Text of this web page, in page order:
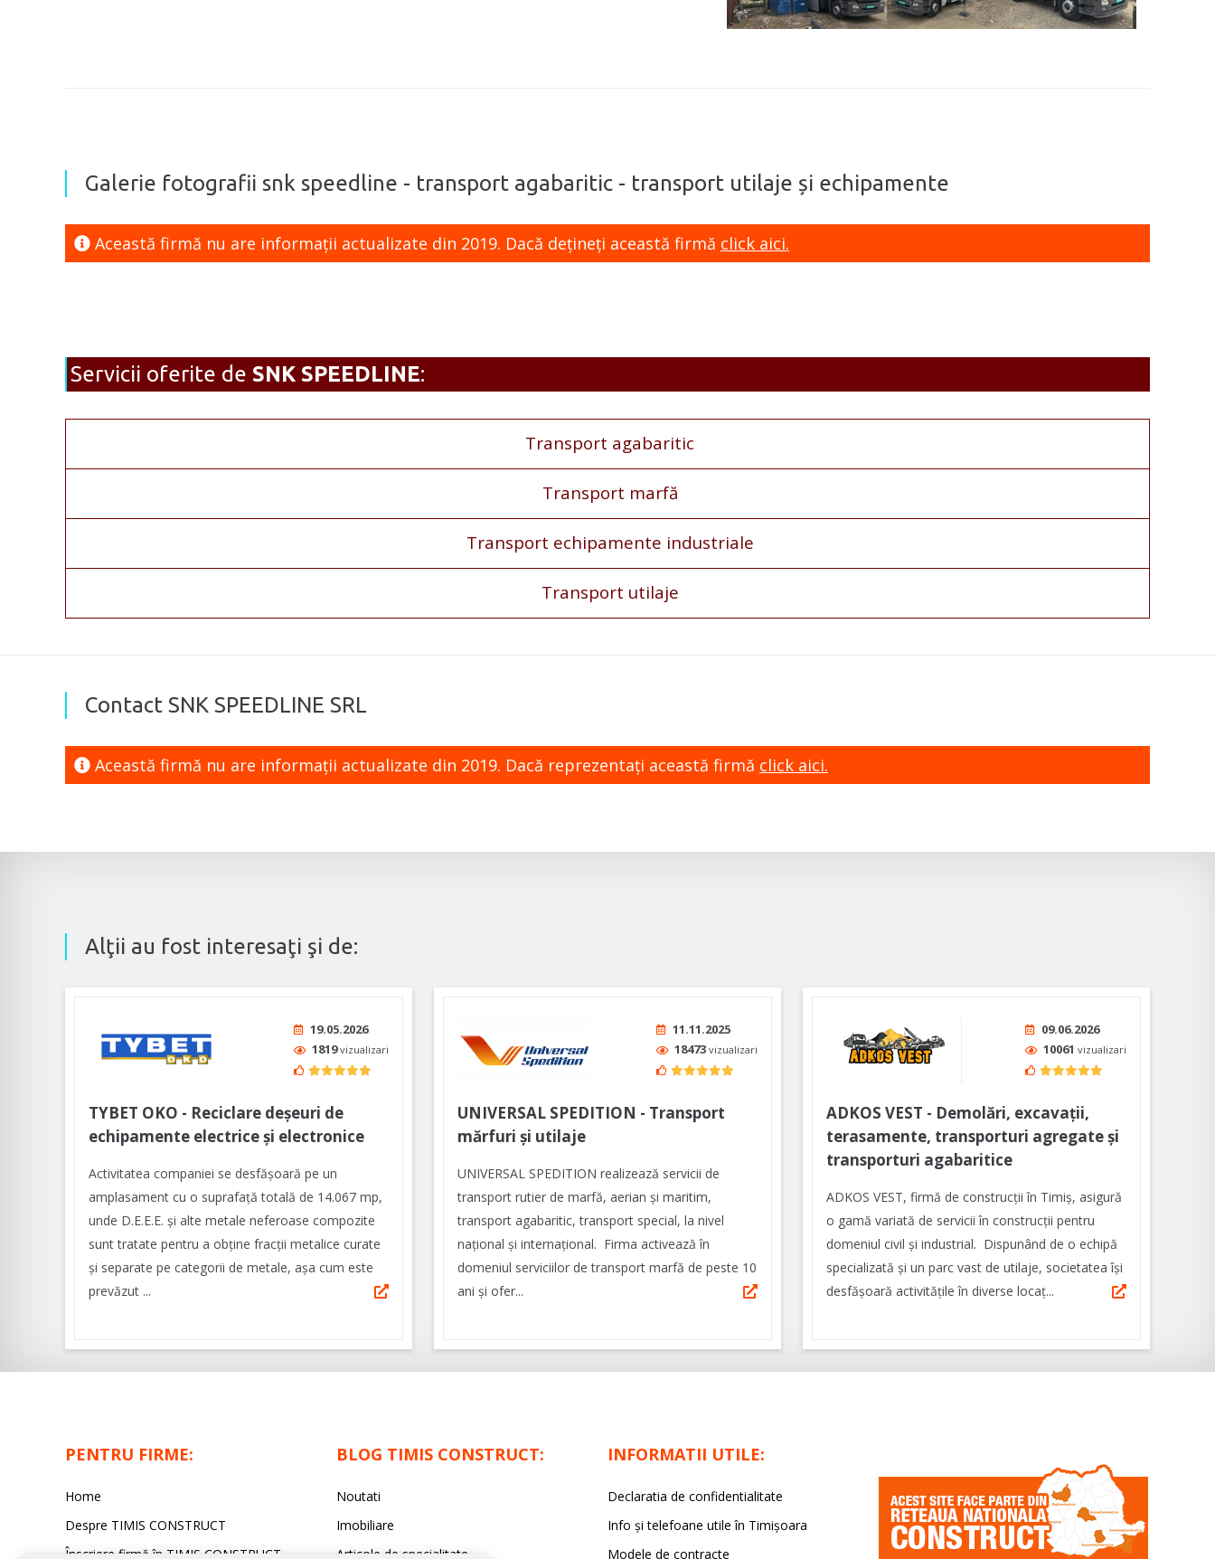
Galerie fotografii snk speedline - transport agabaritic - transport utilaje și echipamente
Această firmă nu are informaţii actualizate din 2019. Dacă dețineți această firmă click aici.
Servicii oferite de SNK SPEEDLINE:
Transport agabaritic
Transport marfă
Transport echipamente industriale
Transport utilaje
Contact SNK SPEEDLINE SRL
Această firmă nu are informaţii actualizate din 2019. Dacă reprezentaţi această firmă click aici.
Alţii au fost interesaţi şi de:
19.05.2026
1819vizualizari
TYBET OKO - Reciclare deşeuri de
echipamente electrice şi electronice
Activitatea companiei se desfășoară pe un
amplasament cu o suprafață totală de 14.067 mp,
unde D.E.E.E. și alte metale neferoase compozite
sunt tratate pentru a obține fracții metalice curate
și separate pe categorii de metale, așa cum este
prevăzut ...
11.11.2025
18473 vizualizari
UNIVERSAL SPEDITION - Transport
mărfuri și utilaje
UNIVERSAL SPEDITION realizează servicii de
transport rutier de marfă, aerian și maritim,
transport agabaritic, transport special, la nivel
național și internațional. Firma activează în
domeniul serviciilor de transport marfă de peste 10
ani și ofer...
09.06.2026
10061 vizualizari
ADKOS VEST - Demolări, excavații,
terasamente, transporturi agregate și
transporturi agabaritice
ADKOS VEST, firmă de construcţii în Timiş, asigură
o gamă variată de servicii în construcţii pentru
domeniul civil şi industrial. Dispunând de o echipă
specializată şi un parc vast de utilaje, societatea își
desfășoară activitățile în diverse locaț...
PENTRU FIRME:
Home
Despre TIMIS CONSTRUCT
Înscriere firmă în TIMIS CONSTRUCT
BLOG TIMIS CONSTRUCT:
Noutati
Imobiliare
Articole de specialitate
INFORMATII UTILE:
Declaratia de confidentialitate
Info și telefoane utile în Timișoara
Modele de contracte